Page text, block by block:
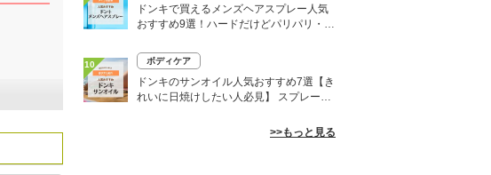
ドンキで買えるメンズヘアスプレー人気
おすすめ9選！ハードだけどパリパリ・白
10 ボディケア
ドンキのサンオイル人気おすすめ7選【き
れいに日焼けしたい人必見】 スプレーや
>>もっと見る